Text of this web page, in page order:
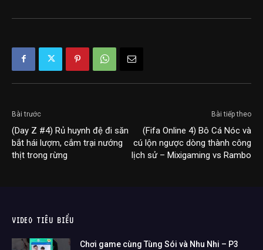
Bài trước
(Day Z #4) Rủ huynh đệ đi săn
bắt hái lượm, cắm trại nướng
thịt trong rừng
Bài tiếp theo
(Fifa Online 4) Bô Cá Nóc và
cú lộn ngược dòng thành công
lịch sử – Mixigaming vs Rambo
VIDEO TIÊU BIỂU
Chơi game cùng Tùng Sói và Nhu Nhi – P3